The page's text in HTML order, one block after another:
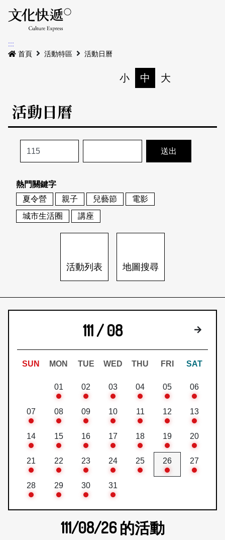
最新公告
本期專題
歷史專題
活動特區
活動列表
地圖搜尋
關於我們
關於我們
刊物索取地點
會員基本資料
刊登活動
網站導覽 English
日本語 登入/註冊
:::
首頁
活動特區 活動日曆
小 中 大
活動日曆
熱門關鍵字
夏令營
親子 兒藝節
電影
城市生活圈
講座
活動列表 地圖搜尋
111 / 08 下個月
SUN MON TUE WED THU FRI SAT
01 02 03 04 05 06
07 08 09 10 11 12 13
14 15 16 17 18 19 20
21 22 23 24 25 26 27
28 29 30 31
111/08/26的活動